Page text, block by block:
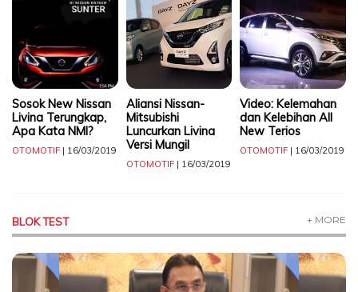
TERKONEKSI
BERSAMA
KAMI
Copyright
Sosok New Nissan
Livina Terungkap,
Apa Kata NMI?
OTOMOTIF | 16/03/2019
Aliansi Nissan-
Mitsubishi
Luncurkan Livina
Versi Mungil
OTOMOTIF| 16/03/2019
Video: Kelemahan
dan Kelebihan All
New Terios
OTOMOTIF | 16/03/2019
BLOK TEST + MORE